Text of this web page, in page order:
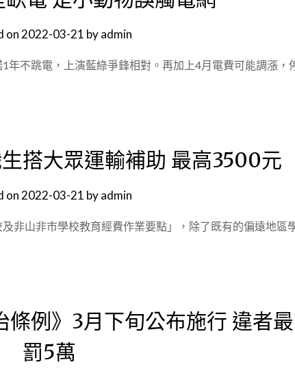
on 2022-03-21 byadmin
年不跳電，上演藍綠爭鋒相對。再加上4月電費可能調漲，
生搭大眾運輸補助 最高3500元
on 2022-03-21 byadmin
非山非市學校教育經費作業要點」，除了既有的偏遠地區
條例》3月下旬公布施行 違者
罰5萬